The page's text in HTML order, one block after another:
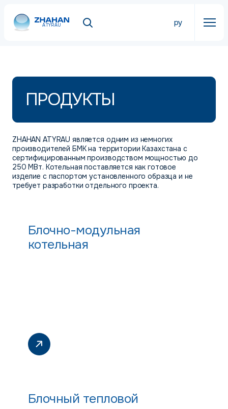
ATYRAU ру
ПРОДУКТЫ
ZHAHAN ATYRAU является одним из немногих
производителей БМК на территории Казахстана с
сертифицированным производством мощностью до
250 МВт. Котельная поставляется как готовое
изделие с паспортом установленного образца и не
требует разработки отдельного проекта.
Блочно-модульная
котельная
Блочный тепловой